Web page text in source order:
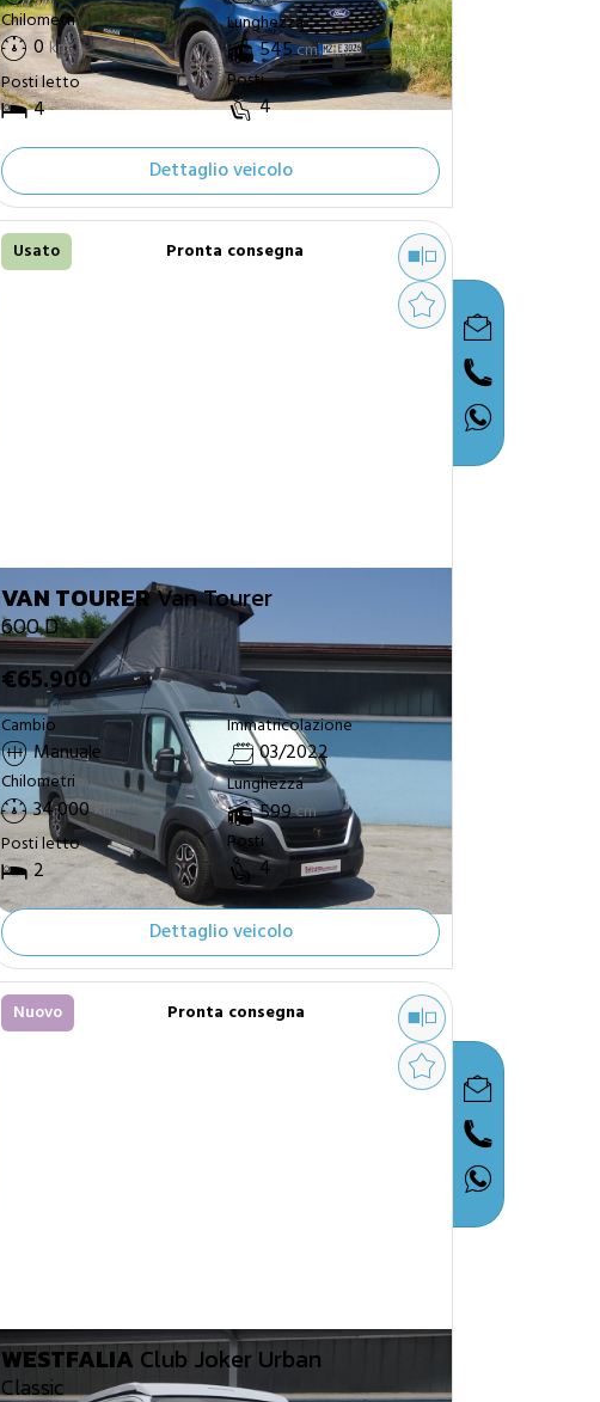
Chilometri
0 km
Lunghezza
545cm
Posti letto
4
Posti
4
Dettaglio veicolo
Usato Pronta consegna
VAN TOURERVan Tourer
600 D
€65.900
Cambio
Manuale
Immatricolazione
03/2022
Chilometri
34.000km
Lunghezza
599cm
Posti letto
2
Posti
4
Dettaglio veicolo
Nuovo Pronta consegna
WESTFALIA Club Joker Urban
Classic